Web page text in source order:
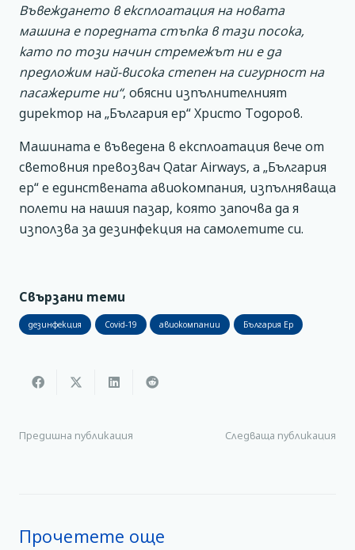
Въвеждането в експлоатация на новата
машина е поредната стъпка в тази посока,
като по този начин стремежът ни е да
предложим най-висока степен на сигурност на
пасажерите ни“, обясни изпълнителният
директор на „България ер“ Христо Тодоров.
Машината е въведена в експлоатация вече от
световния превозвач Qatar Airways, а „България
ер“ е единствената авиокомпания, изпълняваща
полети на нашия пазар, която започва да я
използва за дезинфекция на самолетите си.
Свързани теми
дезинфекция Covid-19 авиокомпании България Ер
Предишна публикация Следваща публикация
Прочетете още